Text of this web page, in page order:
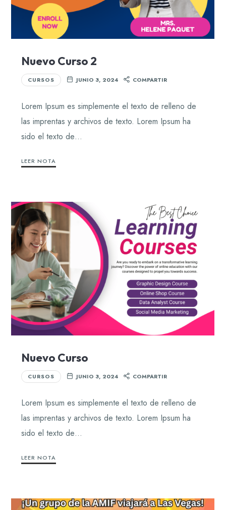
Nuevo Curso 2
CURSOS JUNIO 3, 2024 COMPARTIR
Lorem Ipsum es simplemente el texto de relleno de
las imprentas y archivos de texto. Lorem Ipsum ha
sido el texto de…
LEER NOTA
Nuevo Curso
CURSOS JUNIO 3, 2024 COMPARTIR
Lorem Ipsum es simplemente el texto de relleno de
las imprentas y archivos de texto. Lorem Ipsum ha
sido el texto de…
LEER NOTA